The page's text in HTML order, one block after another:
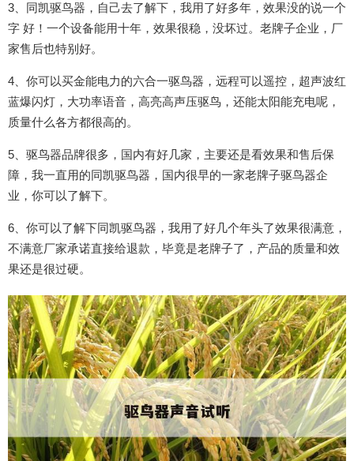
3、同凯驱鸟器，自己去了解下，我用了好多年，效果没的说一个
字 好！一个设备能用十年，效果很稳，没坏过。老牌子企业，厂
家售后也特别好。
4、你可以买金能电力的六合一驱鸟器，远程可以遥控，超声波红
蓝爆闪灯，大功率语音，高亮高声压驱鸟，还能太阳能充电呢，
质量什么各方都很高的。
5、驱鸟器品牌很多，国内有好几家，主要还是看效果和售后保
障，我一直用的同凯驱鸟器，国内很早的一家老牌子驱鸟器企
业，你可以了解下。
6、你可以了解下同凯驱鸟器，我用了好几个年头了效果很满意，
不满意厂家承诺直接给退款，毕竟是老牌子了，产品的质量和效
果还是很过硬。